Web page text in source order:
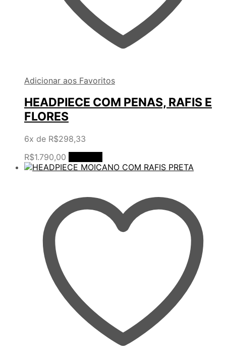
Adicionar aos Favoritos
HEADPIECE COM PENAS, RAFIS E
FLORES
6x de R$298,33
R$1.790,00